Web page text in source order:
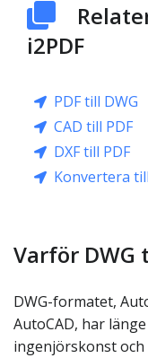
i2PDF
PDF till DWG
CAD till PDF
DXF till PDF
Konvertera
Varför DWG
DWG-formatet,
AutoCAD, har
ingenjörskonst och